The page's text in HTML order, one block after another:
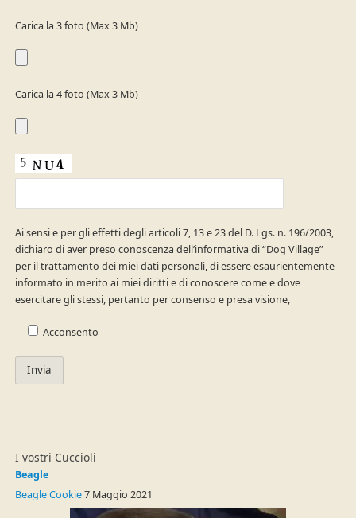
Carica la 3 foto (Max 3 Mb)
Carica la 4 foto (Max 3 Mb)
Ai sensi e per gli effetti degli articoli 7, 13 e 23 del D. Lgs. n. 196/2003,
dichiaro di aver preso conoscenza dell’informativa di “Dog Village”
per il trattamento dei miei dati personali, di essere esaurientemente
informato in merito ai miei diritti e di conoscere come e dove
esercitare gli stessi, pertanto per consenso e presa visione,
Acconsento
I vostri Cuccioli
Beagle
Beagle Cookie7 Maggio 2021